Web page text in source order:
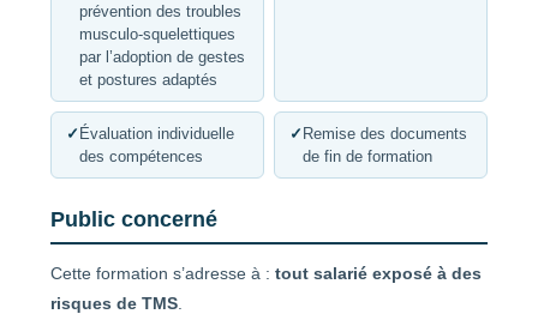
prévention des troubles
musculo-squelettiques
par l’adoption de gestes
et postures adaptés
✓ Évaluation individuelle
des compétences
✓ Remise des documents
de fin de formation
Public concerné
Cette formation s’adresse à : tout salarié exposé à des
risques de TMS